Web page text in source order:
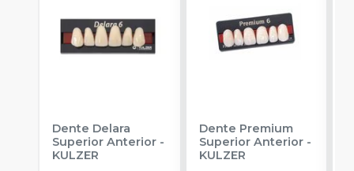
Dente Delara
Superior Anterior -
KULZER
Dente Premium
Superior Anterior-
KULZER